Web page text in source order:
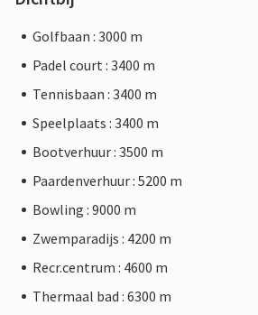
Golfbaan : 3000 m
Padel court : 3400 m
Tennisbaan : 3400 m
Speelplaats : 3400 m
Bootverhuur : 3500 m
Paardenverhuur : 5200 m
Bowling : 9000 m
Zwemparadijs : 4200 m
Recr.centrum : 4600 m
Thermaal bad : 6300 m